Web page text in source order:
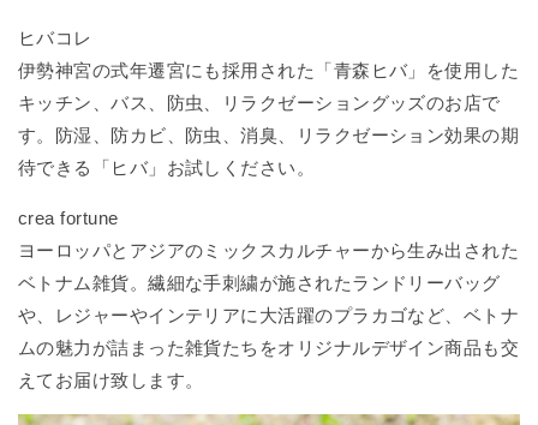
ヒバコレ
伊勢神宮の式年遷宮にも採用された「青森ヒバ」を使用した
キッチン、バス、防虫、リラクゼーショングッズのお店で
す。防湿、防カビ、防虫、消臭、リラクゼーション効果の期
待できる「ヒバ」お試しください。
crea fortune
ヨーロッパとアジアのミックスカルチャーから生み出された
ベトナム雑貨。繊細な手刺繍が施されたランドリーバッグ
や、レジャーやインテリアに大活躍のプラカゴなど、ベトナ
ムの魅力が詰まった雑貨たちをオリジナルデザイン商品も交
えてお届け致します。